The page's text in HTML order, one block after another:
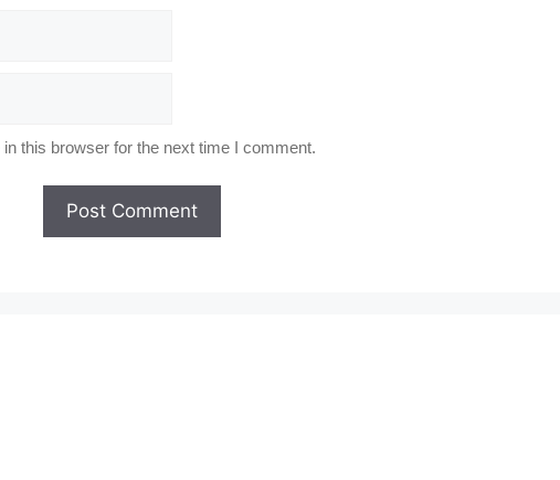
this browser for the next time I comment.